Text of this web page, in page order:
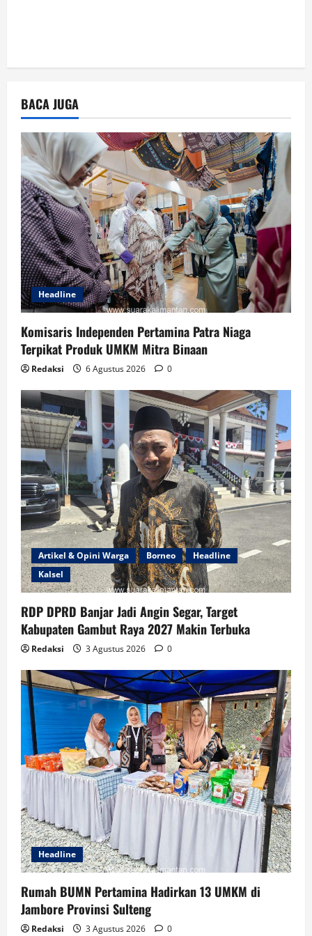
BACA JUGA
Headline
Komisaris Independen Pertamina Patra Niaga
Terpikat Produk UMKM Mitra Binaan
Redaksi 6 Agustus 2026 0
Artikel & Opini Warga Borneo
Headline
Kalsel
RDP DPRD Banjar Jadi Angin Segar, Target
Kabupaten Gambut Raya 2027 Makin Terbuka
Redaksi 3 Agustus 2026 0
Headline
Rumah BUMN Pertamina Hadirkan 13 UMKM di
Jambore Provinsi Sulteng
Redaksi 3 Agustus 2026 0